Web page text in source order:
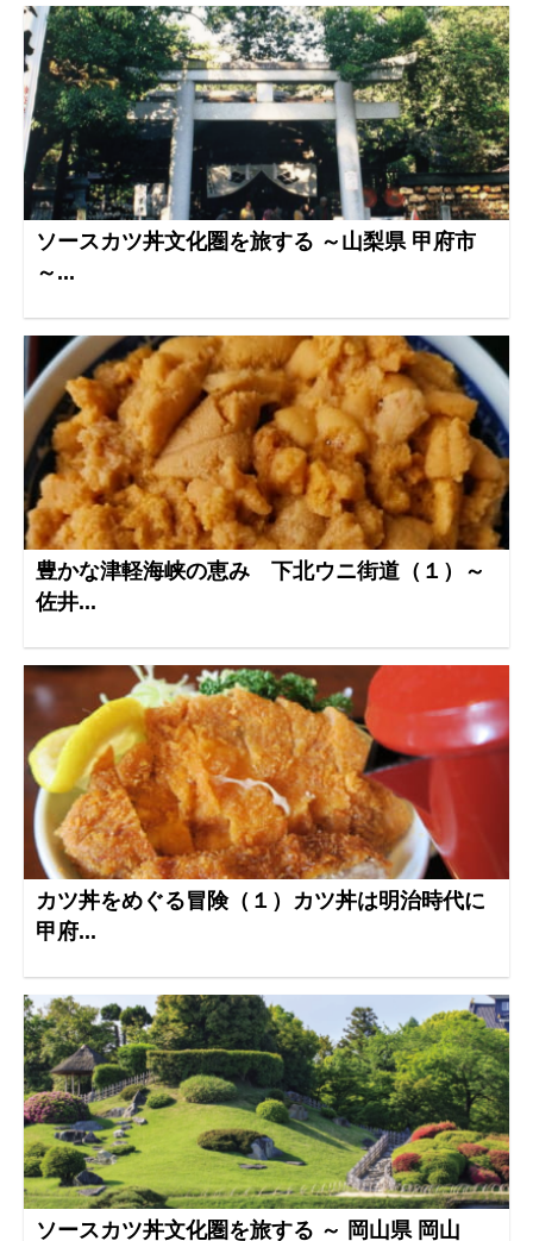
ソースカツ丼文化圏を旅する ～山梨県 甲府市
～...
豊かな津軽海峡の恵み 下北ウニ街道（１）～
佐井...
カツ丼をめぐる冒険（１）カツ丼は明治時代に
甲府...
ソースカツ丼文化圏を旅する ～ 岡山県 岡山